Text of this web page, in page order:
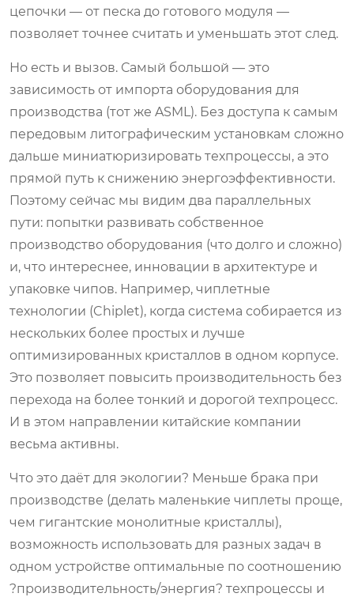
цепочки — от песка до готового модуля —
позволяет точнее считать и уменьшать этот след.
Но есть и вызов. Самый большой — это
зависимость от импорта оборудования для
производства (тот же ASML). Без доступа к самым
передовым литографическим установкам сложно
дальше миниатюризировать техпроцессы, а это
прямой путь к снижению энергоэффективности.
Поэтому сейчас мы видим два параллельных
пути: попытки развивать собственное
производство оборудования (что долго и сложно)
и, что интереснее, инновации в архитектуре и
упаковке чипов. Например, чиплетные
технологии (Chiplet), когда система собирается из
нескольких более простых и лучше
оптимизированных кристаллов в одном корпусе.
Это позволяет повысить производительность без
перехода на более тонкий и дорогой техпроцесс.
И в этом направлении китайские компании
весьма активны.
Что это даёт для экологии? Меньше брака при
производстве (делать маленькие чиплеты проще,
чем гигантские монолитные кристаллы),
возможность использовать для разных задач в
одном устройстве оптимальные по соотношению
?производительность/энергия? техпроцессы и